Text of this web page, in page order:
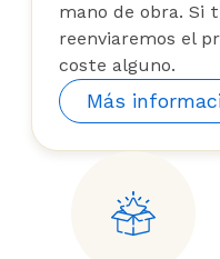
mano de obra. Si
reenviaremos el
coste alguno.
Más